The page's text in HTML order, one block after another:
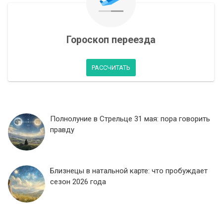
Гороскоп переезда
РАССЧИТАТЬ
Полнолуние в Стрельце 31 мая: пора говорить
правду
Близнецы в натальной карте: что пробуждает
сезон 2026 года